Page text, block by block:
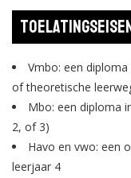
te begeleiden. Je leert
werking stelt.
Vmbo: een
of theoretische
Mbo: een diploma
2, of 3)
Havo en vwo: een
leerjaar 4